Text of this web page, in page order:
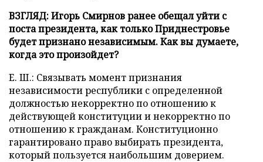
ВЗГЛЯД: Игорь Смирнов ранее обещал уйти с
поста президента, как только Приднестровье
будет признано независимым. Как вы думаете,
когда это произойдет?
Е. Ш.: Связывать момент признания
независимости республики с определенной
должностью некорректно по отношению к
действующей конституции и некорректно по
отношению к гражданам. Конституционно
гарантировано право выбирать президента,
который пользуется наибольшим доверием.